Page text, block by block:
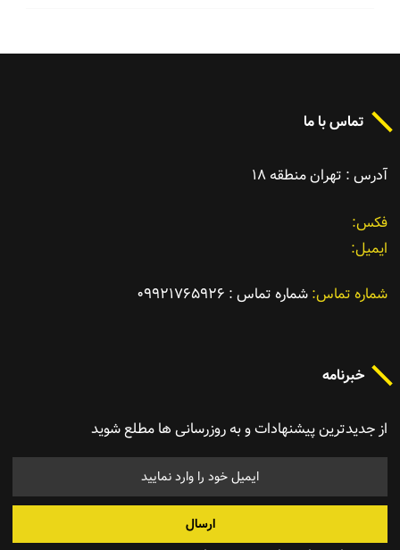
تماس با ما
آدرس : تهران منطقه ١٨
فکس
ایمیل
شماره تماس شماره تماس : ٠٩٩٢١٧٦٥٩٢٦
خبرنامه
از جدیدترین پیشنهادات و به روزرسانی ها مطلع شوید
ارسال